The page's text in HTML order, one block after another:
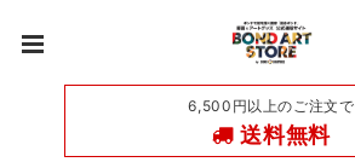
6,500円以上のご注文で
送料無料